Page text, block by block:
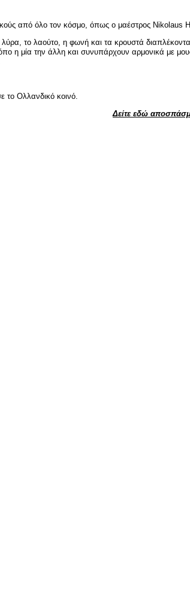
από όλο τον κόσμο, όπως ο μαέστρος
το λαούτο, η φωνή και τα κρουστά
η μία την άλλη και συνυπάρχουν αρμονικά
το Ολλανδικό κοινό.
Δείτε εδώ